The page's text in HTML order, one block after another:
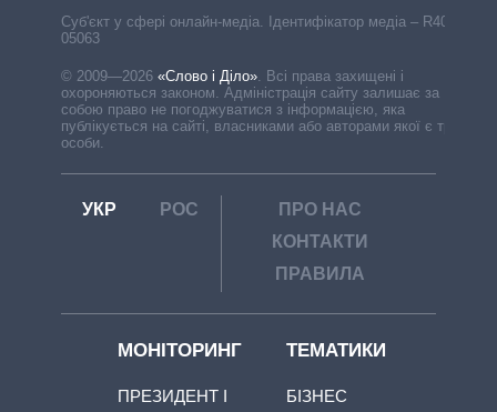
Cуб'єкт у сфері онлайн-медіа. Ідентифікатор медіа – R40-
05063
© 2009—2026 «Слово і Діло». Всі права захищені і
охороняються законом. Адміністрація сайту залишає за
собою право не погоджуватися з інформацією, яка
публікується на сайті, власниками або авторами якої є треті
особи.
УКР РОС
ПРО НАС
КОНТАКТИ
ПРАВИЛА
МОНІТОРИНГ
ПРЕЗИДЕНТ І
ТЕМАТИКИ
БІЗНЕС